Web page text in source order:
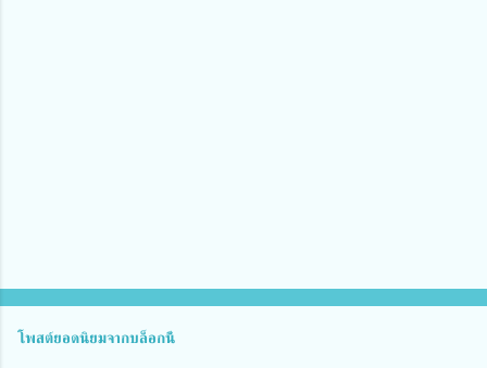
โพสต์ยอดนิยมจากบล็อกนี้